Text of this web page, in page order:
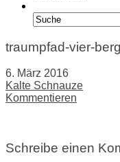
traumpfad-vier-
6. März 2016
Kalte Schnauze
Kommentieren
Schreibe einen